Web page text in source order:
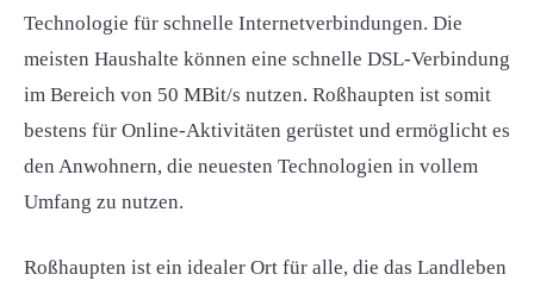
Technologie für schnelle Internetverbindungen. Die
meisten Haushalte können eine schnelle DSL-Verbindung
im Bereich von 50 MBit/s nutzen. Roßhaupten ist somit
bestens für Online-Aktivitäten gerüstet und ermöglicht es
den Anwohnern, die neuesten Technologien in vollem
Umfang zu nutzen.
Roßhaupten ist ein idealer Ort für alle, die das Landleben